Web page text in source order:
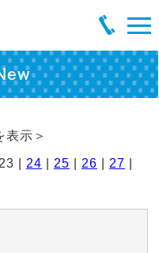
示＞
| 24 25 26 27